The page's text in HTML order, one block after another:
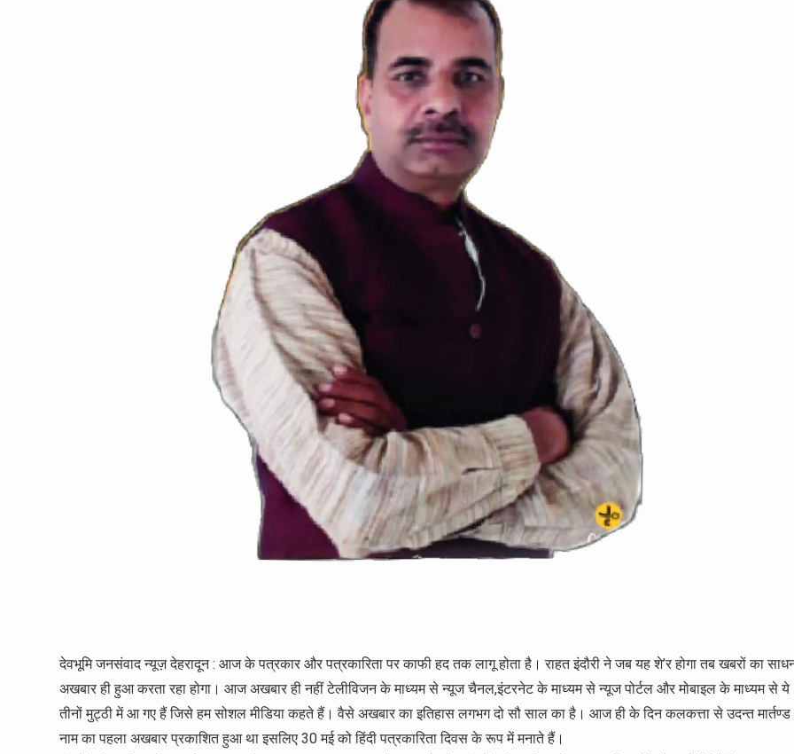
देवभूमि जनसंवाद न्यूज़ देहरादून : आज के पत्रकार और पत्रकारिता पर काफी हद तक लागू होता है। राहत इंदौरी ने जब यह शे’र होगा तब खबरों का
अखबार ही हुआ करता रहा होगा। आज अखबार ही नहीं टेलीविजन के माध्यम से न्यूज चैनल,इंटरनेट के माध्यम से न्यूज पोर्टल और मोबाइल के माध्यम से ये
तीनों मुट्ठी में आ गए हैं जिसे हम सोशल मीडिया कहते हैं। वैसे अखबार का इतिहास लगभग दो सौ साल का है। आज ही के दिन कलकत्ता से उदन्त मार्तण्ड
नाम का पहला अखबार प्रकाशित हुआ था इसलिए 30 मई को हिंदी पत्रकारिता दिवस के रूप में मनाते हैं।